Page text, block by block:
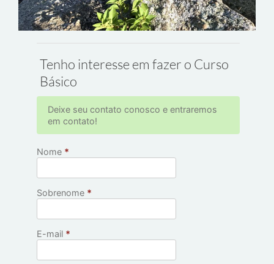
Tenho interesse em fazer o Curso
Básico